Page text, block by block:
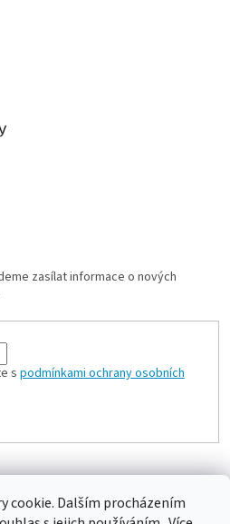
cookie. Dalším procházením
zasílat informace o nových
s podmínkami ochrany osobních